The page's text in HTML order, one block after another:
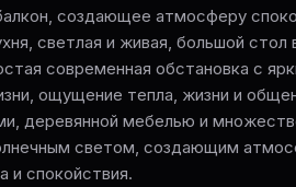
создающее атмосферу
светлая и живая, большой стол
современная обстановка с
ощущение тепла, жизни и
деревянной мебелью и
светом, создающим
и спокойствия.